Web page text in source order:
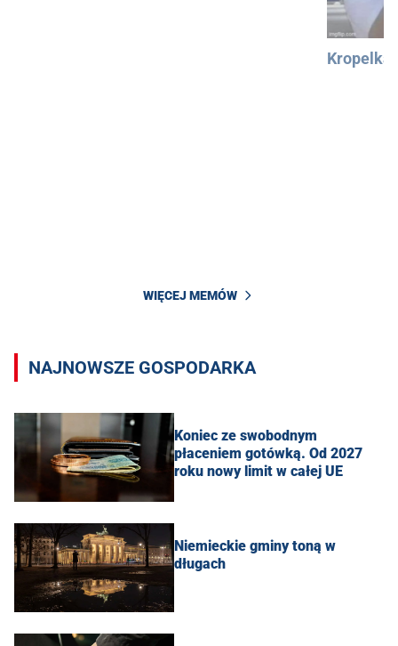
Kropelka
WIĘCEJ MEMÓW
NAJNOWSZE GOSPODARKA
Koniec ze swobodnym
płaceniem gotówką. Od 2027
roku nowy limit w całej UE
Niemieckie gminy toną w
długach